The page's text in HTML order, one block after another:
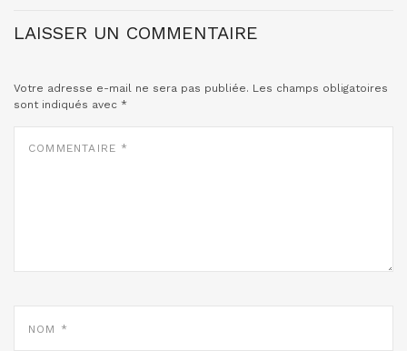
LAISSER UN COMMENTAIRE
Votre adresse e-mail ne sera pas publiée. Les champs obligatoires
sont indiqués avec *